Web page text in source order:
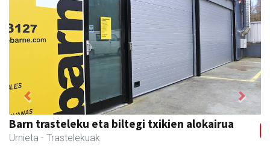
Barn trasteleku eta biltegi txikien alokairua
Urnieta - Trastelekuak
Previous Next